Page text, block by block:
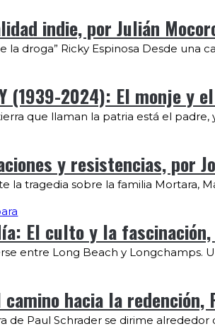
indie, por Julián
la droga” Ricky Espinosa Desde una
(1939-2024): El monje
que llaman la patria está el padre,
y resistencias, por
la tragedia sobre la familia Mortara,
El culto y la
entre Long Beach y Longchamps.
hacia la redención,
de Paul Schrader se dirime